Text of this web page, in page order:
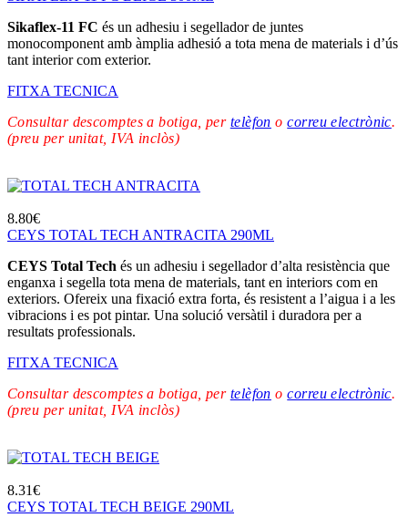
Sikaflex-11 FC és un adhesiu i segellador de juntes
monocomponent amb àmplia adhesió a tota mena de materials i d’ús
tant interior com exterior.
FITXA TECNICA
Consultar descomptes a botiga, per telèfon ocorreu electrònic.
(preu per unitat, IVA inclòs)
8.80€
CEYS TOTAL TECH ANTRACITA 290ML
CEYS Total Tech és un adhesiu i segellador d’alta resistència que
enganxa i segella tota mena de materials, tant en interiors com en
exteriors. Ofereix una fixació extra forta, és resistent a l’aigua i a les
vibracions i es pot pintar. Una solució versàtil i duradora per a
resultats professionals.
FITXA TECNICA
Consultar descomptes a botiga, per telèfon ocorreu electrònic.
(preu per unitat, IVA inclòs)
8.31€
CEYS TOTAL TECH BEIGE 290ML